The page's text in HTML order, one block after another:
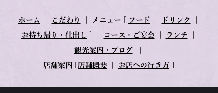
ホーム こだわり メニュー フード ドリンク
お持ち帰り・仕出し コース・ご宴会｜ ランチ
観光案内・ブログ｜
店舗案内 店舗概要 お店への行き方